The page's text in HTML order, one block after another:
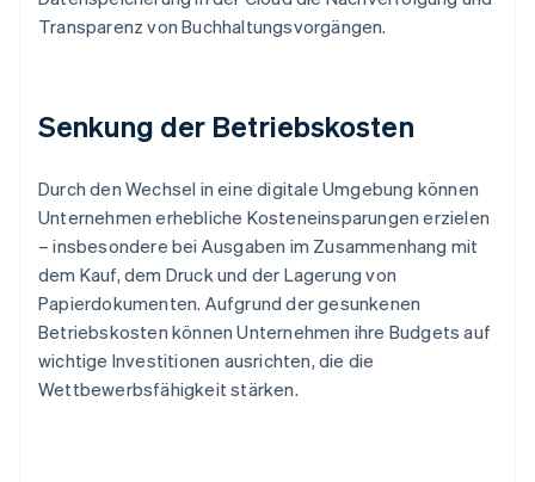
Transparenz von Buchhaltungsvorgängen.
Senkung der Betriebskosten
Durch den Wechsel in eine digitale Umgebung können
Unternehmen erhebliche Kosteneinsparungen erzielen
– insbesondere bei Ausgaben im Zusammenhang mit
dem Kauf, dem Druck und der Lagerung von
Papierdokumenten. Aufgrund der gesunkenen
Betriebskosten können Unternehmen ihre Budgets auf
wichtige Investitionen ausrichten, die die
Wettbewerbsfähigkeit stärken.